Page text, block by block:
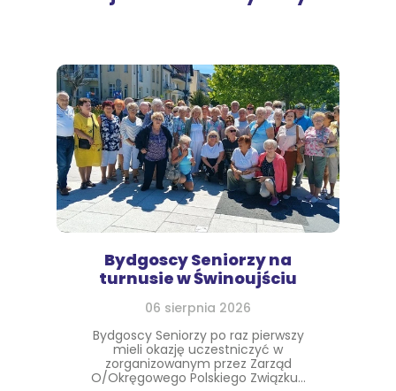
Bydgoscy Seniorzy na
turnusie w Świnoujściu
06 sierpnia 2026
Bydgoscy Seniorzy po raz pierwszy
mieli okazję uczestniczyć w
zorganizowanym przez Zarząd
O/Okręgowego Polskiego Związku...